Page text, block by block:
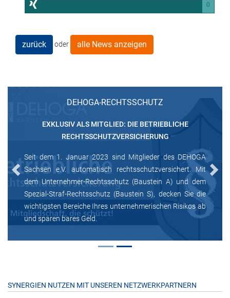
0
zurück oder alle News anzeigen
DEHOGA-RECHTSSCHUTZ
EXKLUSIV ALS MITGLIED: DIE BETRIEBLICHE
RECHTSSCHUTZVERSICHERUNG
Seit dem 1. Januar 2023 sind Mitglieder des DEHOGA
Sachsen e.V. automatisch rechtsschutzversichert. Mit
dem Unternehmer-Rechtsschutz (Baustein A) und dem
Spezial-Straf-Rechtsschutz (Baustein S), decken Sie die
wichtigsten Bereiche Ihres unternehmerischen Risikos ab
und sparen bares Geld.
Previous Next
SYNERGIEN NUTZEN MIT UNSEREN NETZWERKPARTNERN